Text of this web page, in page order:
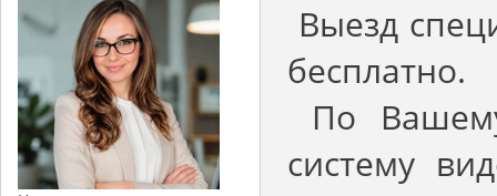
Выезд
бесплатно.
По
систему